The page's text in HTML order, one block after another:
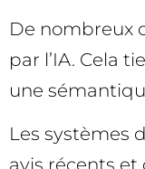
De nombreux
par l’IA. Cela
une
Les systèmes
avis récents